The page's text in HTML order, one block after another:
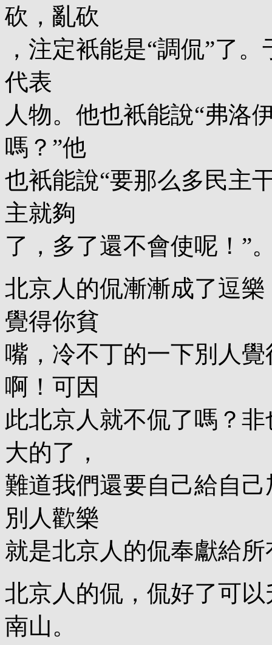
砍，亂砍
，注定衹能是“調侃”了
代表
人物。他也衹能說“弗洛
嗎？”他
也衹能說“要那么多民主
主就夠
了，多了還不會使呢！”
北京人的侃漸漸成了逗
覺得你貧
嘴，冷不丁的一下別人
啊！可因
此北京人就不侃了嗎？
大的了，
難道我們還要自己給自
別人歡樂
就是北京人的侃奉獻給
北京人的侃，侃好了可
南山。